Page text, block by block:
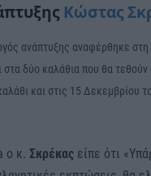
Κώστας
ανάπτυξης αναφέρθηκε
στα δύο καλάθια που θα
και στις 15 Δεκεμβρίου
ο κ. Σκρέκας είπε ότι